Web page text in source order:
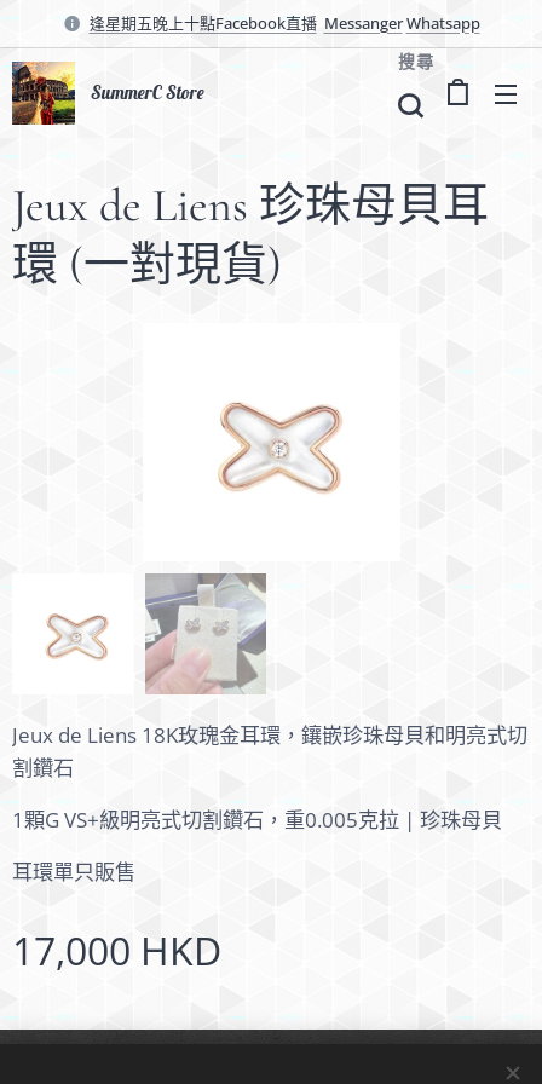
逢星期五晚上十點Facebook直播 MessangerWhatsapp
SummerC Store
搜尋
Jeux de Liens 珍珠母貝耳
環 (一對現貨)
Jeux de Liens 18K玫瑰金耳環，鑲嵌珍珠母貝和明亮式切
割鑽石
1顆G VS+級明亮式切割鑽石，重0.005克拉 | 珍珠母貝
耳環單只販售
17,000 HKD